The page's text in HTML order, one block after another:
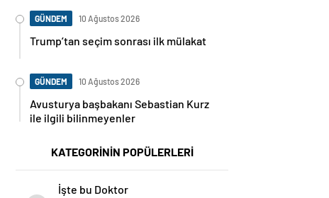
GÜNDEM 10 Ağustos 2026
Trump’tan seçim sonrası ilk mülakat
GÜNDEM 10 Ağustos 2026
Avusturya başbakanı Sebastian Kurz
ile ilgili bilinmeyenler
KATEGORİNİN POPÜLERLERİ
İşte bu Doktor